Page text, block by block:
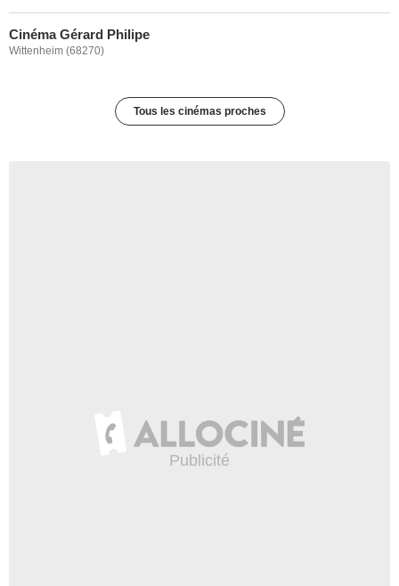
Cinéma Gérard Philipe
Wittenheim (68270)
Tous les cinémas proches